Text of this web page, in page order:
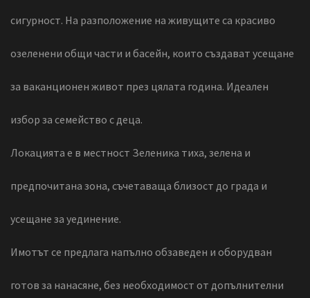
сигурност. На разположение на живущите са красиво
озеленени общи части и басейн, които създават усещане
за ваканционен живот през цялата година. Идеален
избор за семейство с деца.
Локацията е в местност Зеленика тиха, зелена и
предпочитана зона, съчетаваща близост до града и
усещане за уединение.
Имотът се предлага напълно обзаведен и оборудван
готов за нанасяне, без необходимост от допълнителни